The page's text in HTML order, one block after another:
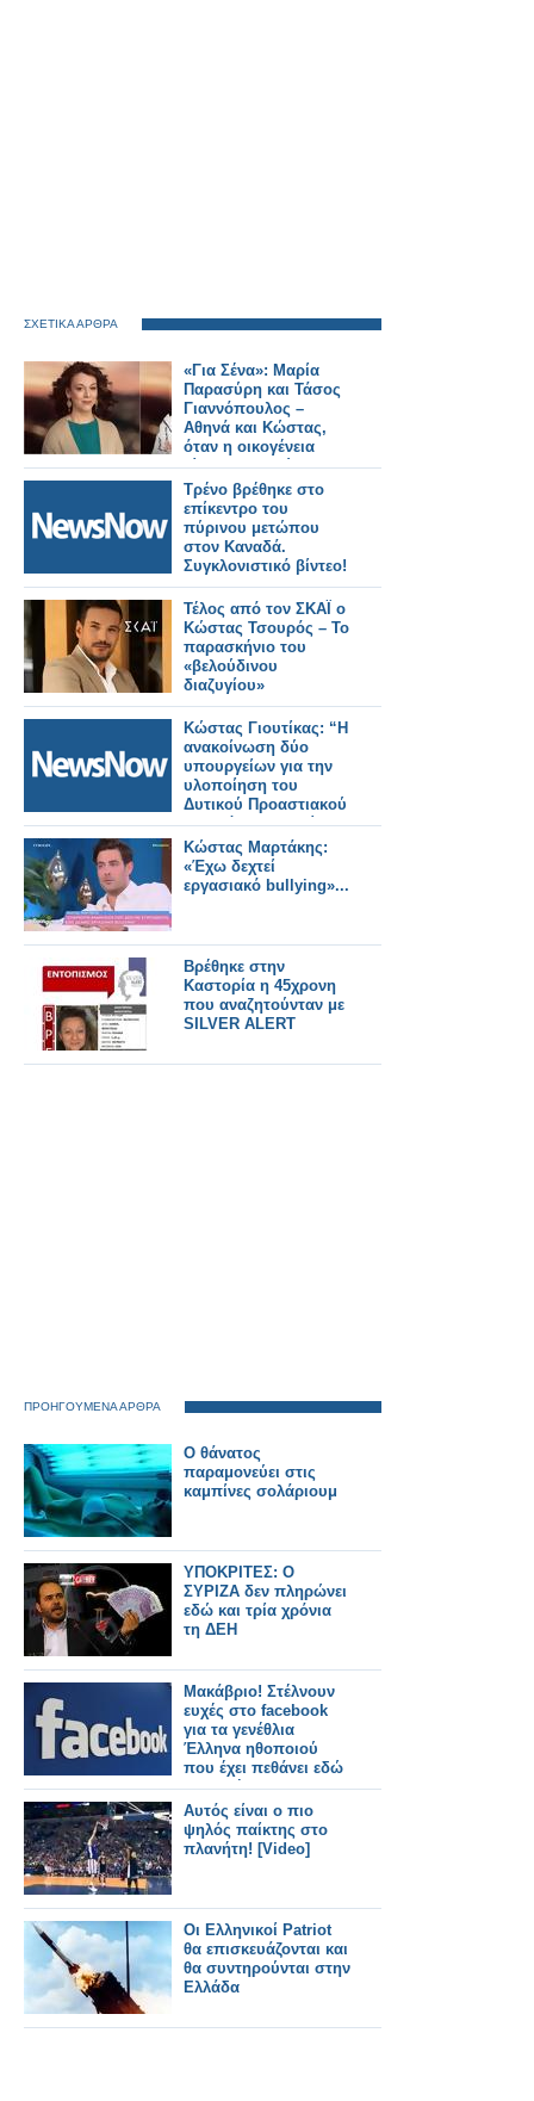
ΣΧΕΤΙΚΑ ΑΡΘΡΑ
«Για Σένα»: Μαρία
Παρασύρη και Τάσος
Γιαννόπουλος –
Αθηνά και Κώστας,
όταν η οικογένεια
γίνεται καταφύγιο
Τρένο βρέθηκε στο
επίκεντρο του
πύρινου μετώπου
στον Καναδά.
Συγκλονιστικό βίντεο!
Τέλος από τον ΣΚΑΪ ο
Κώστας Τσουρός – Το
παρασκήνιο του
«βελούδινου
διαζυγίου»
Κώστας Γιουτίκας: “Η
ανακοίνωση δύο
υπουργείων για την
υλοποίηση του
Δυτικού Προαστιακού
Σιδηρόδρομου, είναι
μια πολύ θετική
εξέλιξη για τη
Θεσσαλονίκη”
Κώστας Μαρτάκης:
«Έχω δεχτεί
εργασιακό bullying»...
Βρέθηκε στην
Καστορία η 45χρονη
που αναζητούνταν με
SILVER ALERT
ΠΡΟΗΓΟΥΜΕΝΑ ΑΡΘΡΑ
Ο θάνατος
παραμονεύει στις
καμπίνες σολάριουμ
ΥΠΟΚΡΙΤΕΣ: Ο
ΣΥΡΙΖΑ δεν πληρώνει
εδώ και τρία χρόνια
τη ΔΕΗ
Μακάβριο! Στέλνουν
ευχές στο facebook
για τα γενέθλια
Έλληνα ηθοποιού
που έχει πεθάνει εδώ
και 4 μήνες!
Αυτός είναι ο πιο
ψηλός παίκτης στο
πλανήτη! [Video]
Οι Ελληνικοί Patriot
θα επισκευάζονται και
θα συντηρούνται στην
Ελλάδα